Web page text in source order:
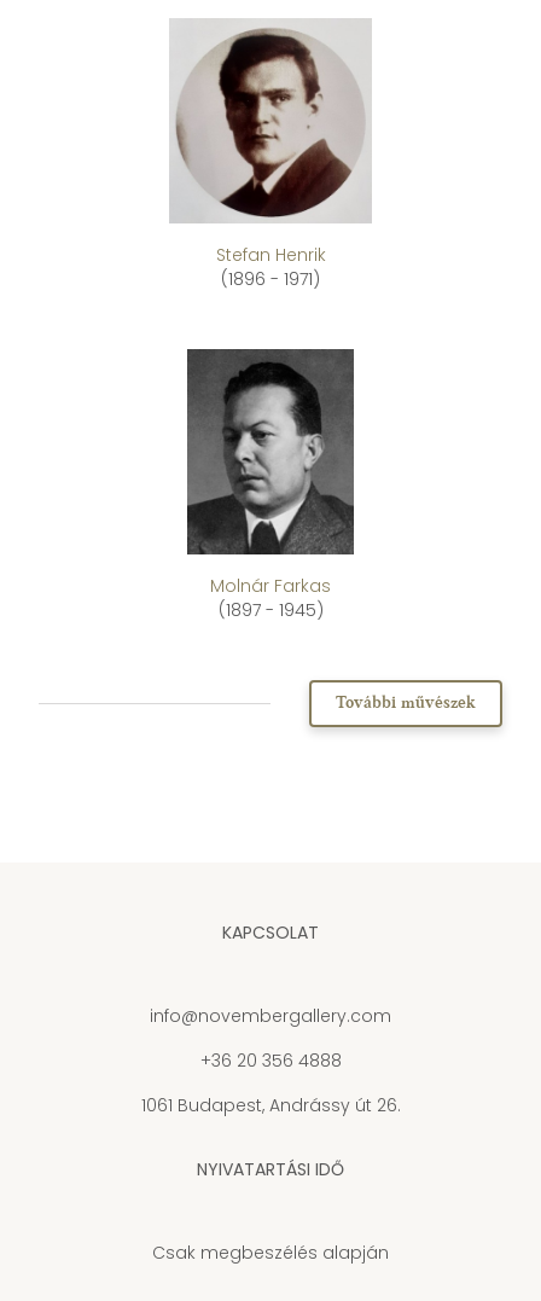
Stefan Henrik
(1896 - 1971)
Molnár Farkas
(1897 - 1945)
További művészek
KAPCSOLAT
info@novembergallery.com
+36 20 356 4888
1061 Budapest, Andrássy út 26.
NYIVATARTÁSI IDŐ
Csak megbeszélés alapján